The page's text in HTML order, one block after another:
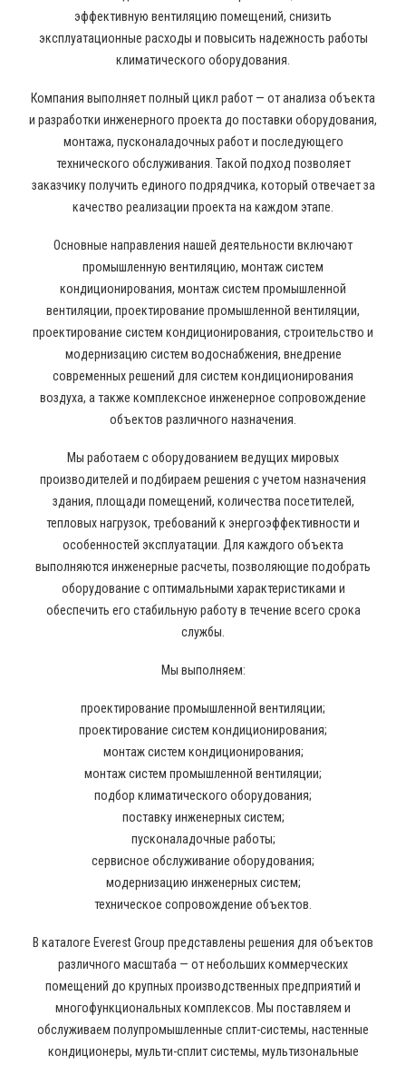
эффективную вентиляцию помещений, снизить
эксплуатационные расходы и повысить надежность работы
климатического оборудования.
Компания выполняет полный цикл работ — от анализа объекта
и разработки инженерного проекта до поставки оборудования,
монтажа, пусконаладочных работ и последующего
технического обслуживания. Такой подход позволяет
заказчику получить единого подрядчика, который отвечает за
качество реализации проекта на каждом этапе.
Основные направления нашей деятельности включают
промышленную вентиляцию, монтаж систем
кондиционирования, монтаж систем промышленной
вентиляции, проектирование промышленной вентиляции,
проектирование систем кондиционирования, строительство и
модернизацию систем водоснабжения, внедрение
современных решений для систем кондиционирования
воздуха, а также комплексное инженерное сопровождение
объектов различного назначения.
Мы работаем с оборудованием ведущих мировых
производителей и подбираем решения с учетом назначения
здания, площади помещений, количества посетителей,
тепловых нагрузок, требований к энергоэффективности и
особенностей эксплуатации. Для каждого объекта
выполняются инженерные расчеты, позволяющие подобрать
оборудование с оптимальными характеристиками и
обеспечить его стабильную работу в течение всего срока
службы.
Мы выполняем:
проектирование промышленной вентиляции;
проектирование систем кондиционирования;
монтаж систем кондиционирования;
монтаж систем промышленной вентиляции;
подбор климатического оборудования;
поставку инженерных систем;
пусконаладочные работы;
сервисное обслуживание оборудования;
модернизацию инженерных систем;
техническое сопровождение объектов.
В каталоге Everest Group представлены решения для объектов
различного масштаба — от небольших коммерческих
помещений до крупных производственных предприятий и
многофункциональных комплексов. Мы поставляем и
обслуживаем полупромышленные сплит-системы, настенные
кондиционеры, мульти-сплит системы, мультизональные